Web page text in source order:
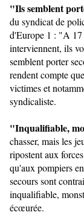
"Ils semblent
du syndicat de
d'Europe 1 : "A 17
interviennent, ils
semblent porter
rendent compte
victimes et
syndicaliste.
"Inqualifiable,
chasser, mais les
ripostent aux
qu'aux pompiers
secours sont
inqualifiable,
écœurée.